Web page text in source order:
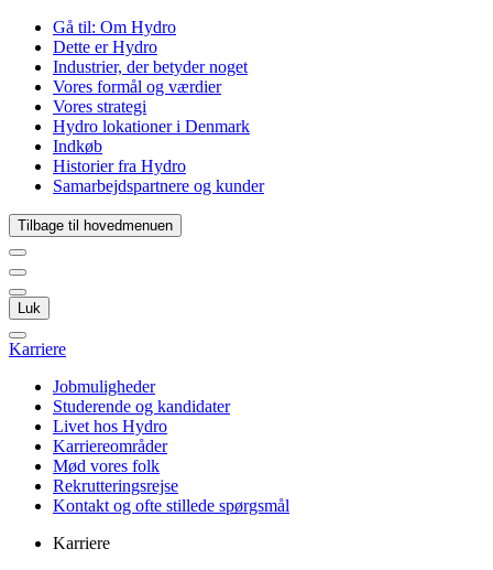
Gå til: Om Hydro
Dette er Hydro
Industrier, der betyder noget
Vores formål og værdier
Vores strategi
Hydro lokationer i Denmark
Indkøb
Historier fra Hydro
Samarbejdspartnere og kunder
Tilbage til hovedmenuen
Luk
Karriere
Jobmuligheder
Studerende og kandidater
Livet hos Hydro
Karriereområder
Mød vores folk
Rekrutteringsrejse
Kontakt og ofte stillede spørgsmål
Karriere